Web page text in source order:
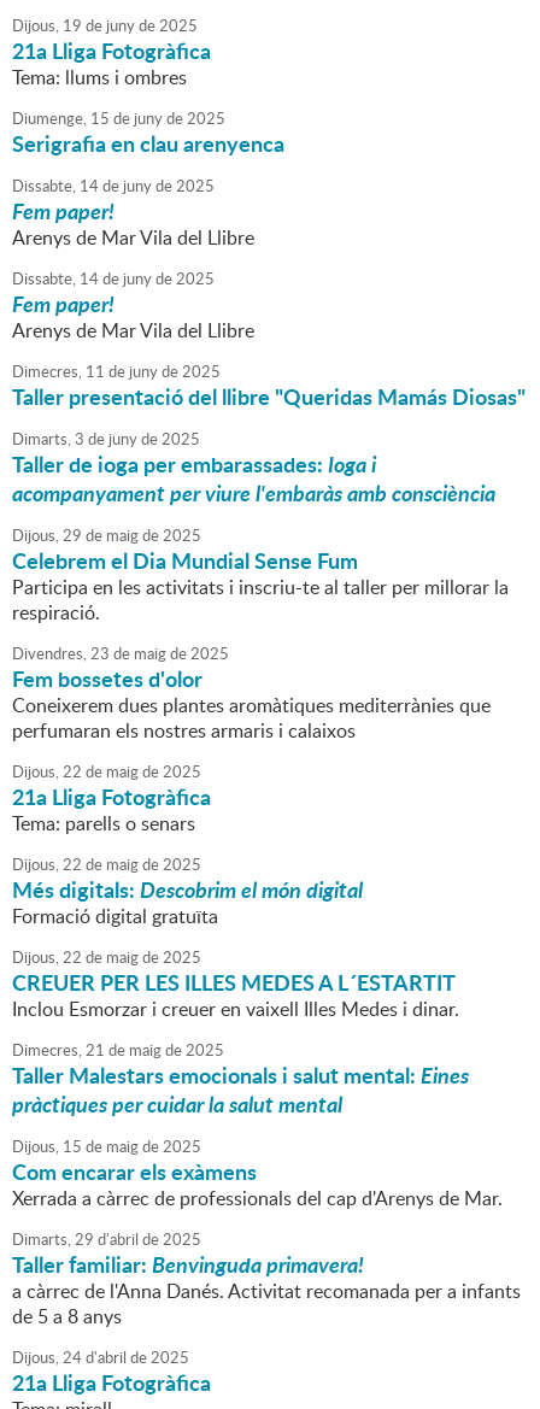
Dijous, 19 de junyde2025
21a Lliga Fotogràfica
Tema: llums i ombres
Diumenge, 15 de junyde2025
Serigrafia en clau arenyenca
Dissabte, 14de junyde2025
Fem paper!
Arenys de Mar Vila del Llibre
Dissabte, 14de junyde2025
Fem paper!
Arenys de Mar Vila del Llibre
Dimecres, 11 de junyde2025
Taller presentació del llibre "Queridas Mamás Diosas"
Dimarts,3 de junyde2025
Taller de ioga per embarassades:Ioga i
acompanyament per viure l'embaràs amb consciència
Dijous,29 de maigde2025
Celebrem el Dia Mundial Sense Fum
Participa en les activitats i inscriu-te al taller per millorar la
respiració.
Divendres,23 de maigde2025
Fem bossetes d'olor
Coneixerem dues plantes aromàtiques mediterrànies que
perfumaran els nostres armaris i calaixos
Dijous,22 de maigde2025
21a Lliga Fotogràfica
Tema: parells o senars
Dijous,22 de maigde2025
Més digitals:Descobrim el món digital
Formació digital gratuïta
Dijous,22 de maigde2025
CREUER PER LES ILLES MEDES A L´ESTARTIT
Inclou Esmorzar i creuer en vaixell Illes Medes i dinar.
Dimecres,21 de maigde2025
Taller Malestars emocionals i salut mental:Eines
pràctiques per cuidar la salut mental
Dijous, 15 de maigde2025
Com encarar els exàmens
Xerrada a càrrec de professionals del cap d'Arenys de Mar.
Dimarts,29 d'abril de2025
Taller familiar:Benvinguda primavera!
a càrrec de l'Anna Danés. Activitat recomanada per a infants
de 5 a 8 anys
Dijous,24d'abril de2025
21a Lliga Fotogràfica